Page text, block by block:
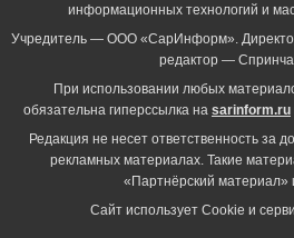
информационных технологий и
Учредитель — ООО «СарИнформ».
редактор —
При использовании любых
обязательна гиперссылка на sarinform.ru
Редакция не несет ответственность за
рекламных материалах. Такие
«Партнёрский материал»
Сайт использует Cookie и